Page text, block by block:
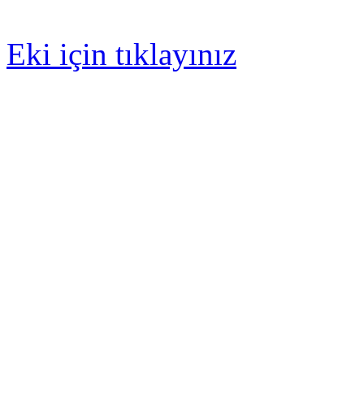
Eki için tıklayınız